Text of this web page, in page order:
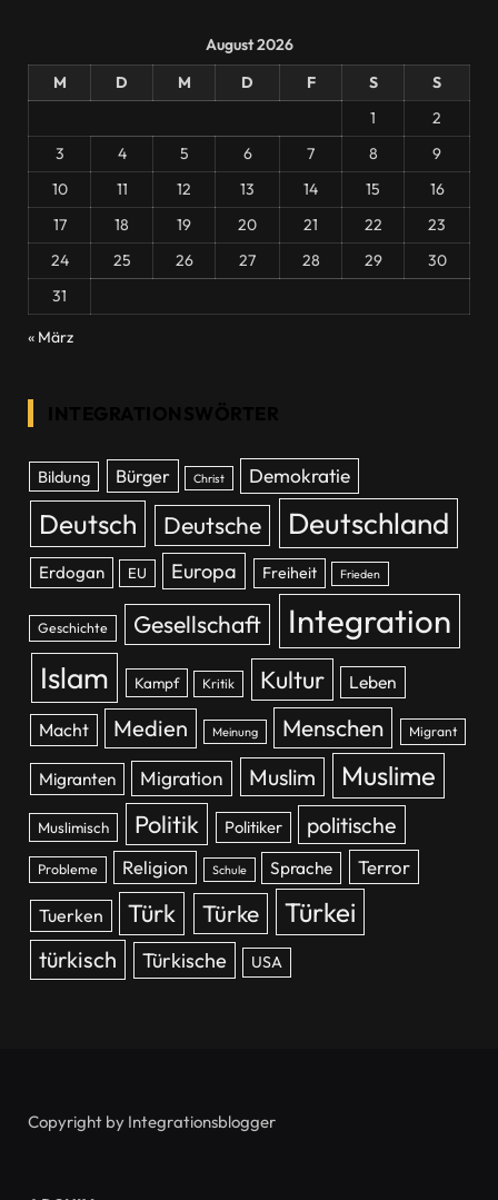
August 2026
M
D M D F S
S
1
2
3
4 5 6 7 8
9
10
11 12 13 14 15
16
17
18 19 20 21 22
23
24
25 26 27 28 29
30
31
« März
Bildung Bürger Christ Demokratie
Deutsch Deutsche Deutschland
Erdogan EU Europa Freiheit Frieden
Geschichte Gesellschaft Integration
Islam Kampf Kritik Kultur Leben
Macht Medien Meinung Menschen Migrant
Migranten Migration Muslim Muslime
Muslimisch Politik Politiker politische
Probleme Religion Schule Sprache Terror
Tuerken Türk Türke Türkei
türkisch Türkische USA
Copyright by Integrationsblogger